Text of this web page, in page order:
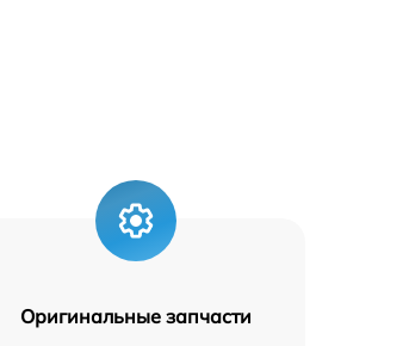
Оригинальные запчасти